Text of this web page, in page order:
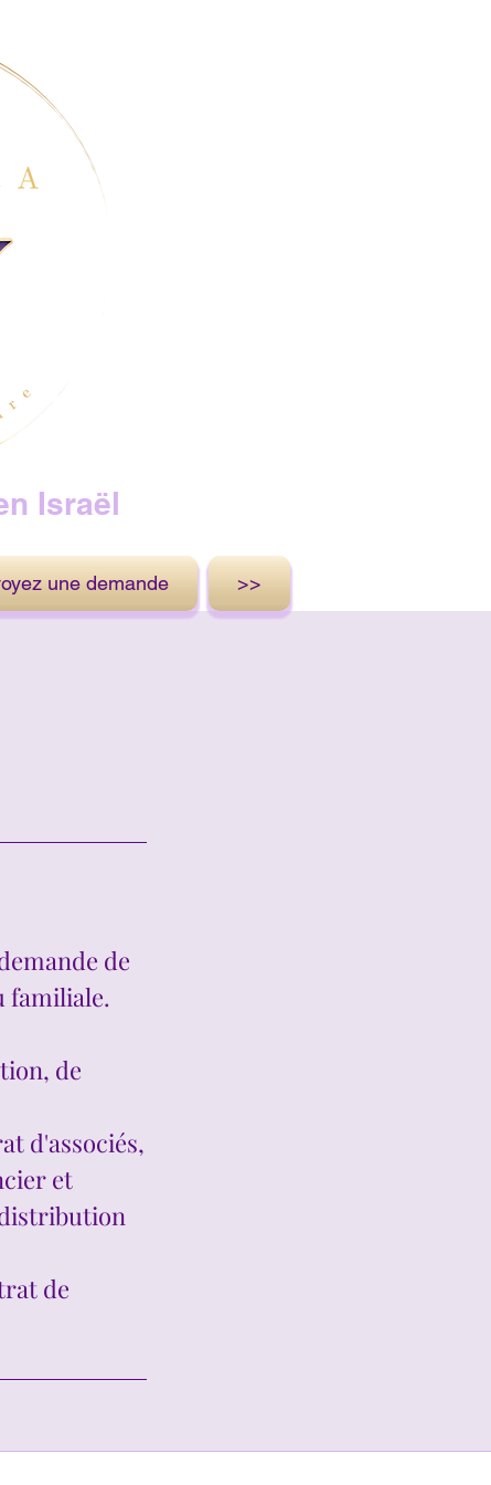
Israël
une demande >>
de
familiale.
de
d'associés,
et
de